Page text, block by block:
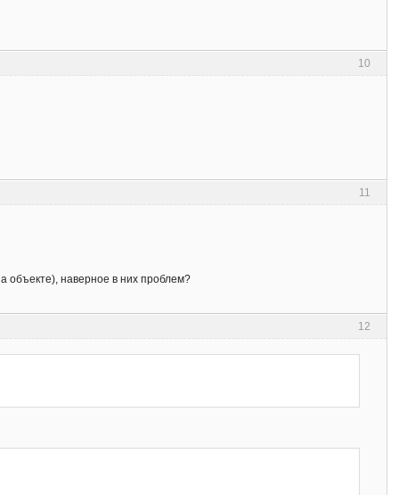
10
11
объекте), наверное в них проблем?
12